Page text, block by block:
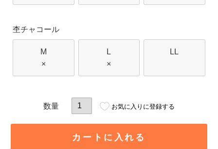
杢チャコール
M
×
L
×
LL
お気に入りに登録する
カートに入れる